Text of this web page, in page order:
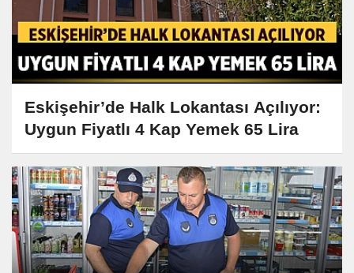
Eskişehir’de Halk Lokantası Açılıyor:
Uygun Fiyatlı 4 Kap Yemek 65 Lira